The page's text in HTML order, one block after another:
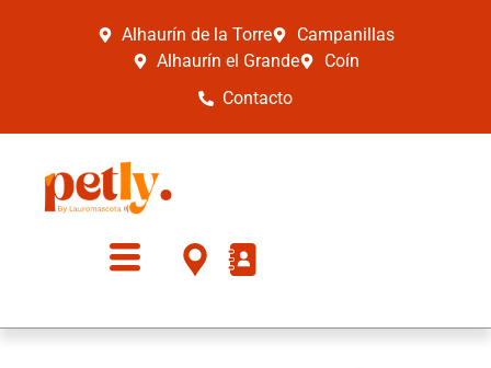
Alhaurín de la Torre
Campanillas
Alhaurín el Grande
Coín
Contacto